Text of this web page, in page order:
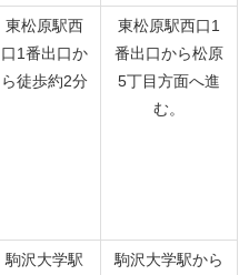
東松原駅西
口1番出口か
ら徒歩約2分
東松原駅西口1
番出口から松原
5丁目方面へ進
む。
駒沢大学駅
駒沢大学駅から